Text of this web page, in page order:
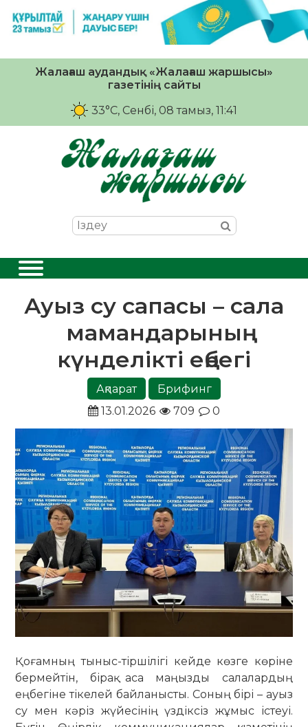
Жалағаш аудандық «Жалағаш жаршысы»
газетінің сайты
33°C, Сенбі, 08 тамыз, 11:41
Ауыз су сапасы – сала
мамандарының
күнделікті еңбегі
Ақпарат
Брифинг
13.01.2026
709 0
Қоғамның тыныс-тіршілігі кейде көзге көріне
бермейтін, бірақ аса маңызды салалардың
еңбегіне тікелей байланысты. Соның бірі – ауыз
су мен кәріз жүйесінің үздіксіз жұмыс істеуі.